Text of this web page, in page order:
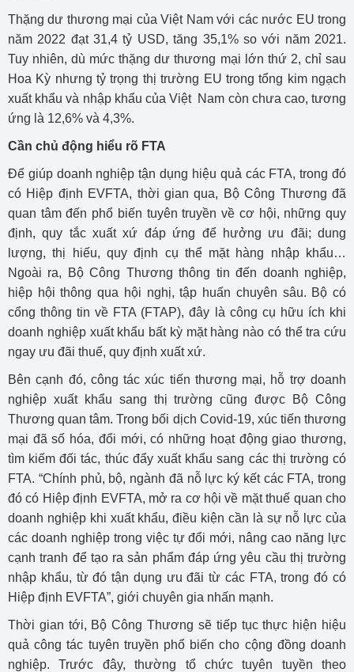
Thặng dư thương mại của Việt Nam với các nước EU trong
năm 2022 đạt 31,4 tỷ USD, tăng 35,1% so với năm 2021.
Tuy nhiên, dù mức thặng dư thương mại lớn thứ 2, chỉ sau
Hoa Kỳ nhưng tỷ trọng thị trường EU trong tổng kim ngạch
xuất khẩu và nhập khẩu của Việt Nam còn chưa cao, tương
ứng là 12,6% và 4,3%.
Cần chủ động hiểu rõ FTA
Để giúp doanh nghiệp tận dụng hiệu quả các FTA, trong đó
có Hiệp định EVFTA, thời gian qua, Bộ Công Thương đã
quan tâm đến phổ biến tuyên truyền về cơ hội, những quy
định, quy tắc xuất xứ đáp ứng để hưởng ưu đãi; dung
lượng, thị hiếu, quy định cụ thể mặt hàng nhập khẩu…
Ngoài ra, Bộ Công Thương thông tin đến doanh nghiệp,
hiệp hội thông qua hội nghị, tập huấn chuyên sâu. Bộ có
cổng thông tin về FTA (FTAP), đây là công cụ hữu ích khi
doanh nghiệp xuất khẩu bất kỳ mặt hàng nào có thể tra cứu
ngay ưu đãi thuế, quy định xuất xứ.
Bên cạnh đó, công tác xúc tiến thương mại, hỗ trợ doanh
nghiệp xuất khẩu sang thị trường cũng được Bộ Công
Thương quan tâm. Trong bối dịch Covid-19, xúc tiến thương
mại đã số hóa, đổi mới, có những hoạt động giao thương,
tìm kiếm đối tác, thúc đẩy xuất khẩu sang các thị trường có
FTA. “Chính phủ, bộ, ngành đã nỗ lực ký kết các FTA, trong
đó có Hiệp định EVFTA, mở ra cơ hội về mặt thuế quan cho
doanh nghiệp khi xuất khẩu, điều kiện cần là sự nỗ lực của
các doanh nghiệp trong việc tự đổi mới, nâng cao năng lực
cạnh tranh để tạo ra sản phẩm đáp ứng yêu cầu thị trường
nhập khẩu, từ đó tận dụng ưu đãi từ các FTA, trong đó có
Hiệp định EVFTA”, giới chuyên gia nhấn mạnh.
Thời gian tới, Bộ Công Thương sẽ tiếp tục thực hiện hiệu
quả công tác tuyên truyền phổ biến cho cộng đồng doanh
nghiệp. Trước đây, thường tổ chức tuyên tuyền theo